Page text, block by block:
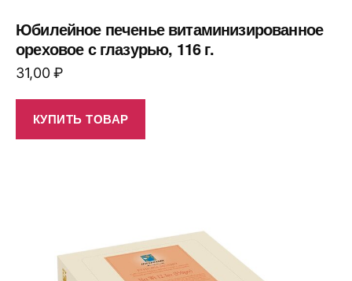
Юбилейное печенье витаминизированное
ореховое с глазурью, 116 г.
31,00₽
КУПИТЬ ТОВАР